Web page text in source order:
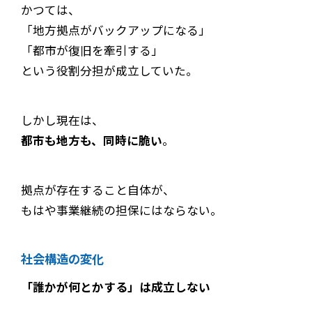
かつては、
「地方拠点がバックアップになる」
「都市が復旧を牽引する」
という役割分担が成立していた。
しかし現在は、
都市も地方も、同時に脆い。
拠点が存在すること自体が、
もはや事業継続の担保にはならない。
社会構造の変化
「誰かが何とかする」は成立しない